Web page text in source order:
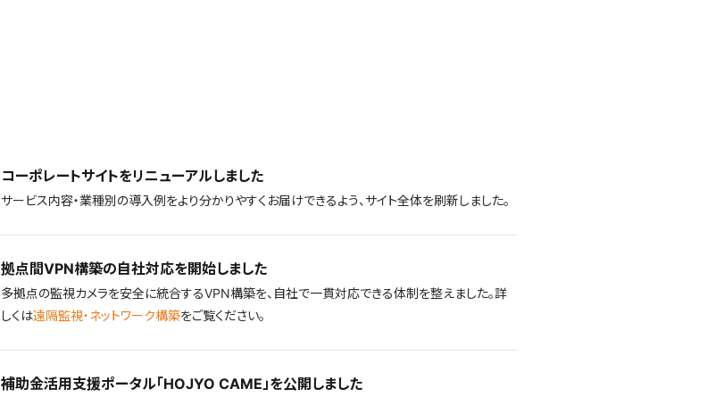
コーポレートサイトをリニューアルしました
サービス内容・業種別の導入例をより分かりやすくお届けできるよう、サイト全体を刷新しました。
拠点間VPN構築の自社対応を開始しました
多拠点の監視カメラを安全に統合するVPN構築を、自社で一貫対応できる体制を整えました。詳
しくは遠隔監視・ネットワーク構築をご覧ください。
補助金活用支援ポータル「HOJYO CAME」を公開しました